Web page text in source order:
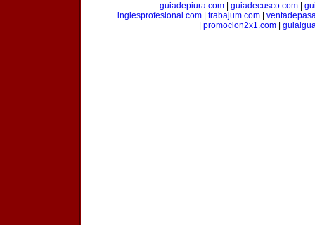
guiadepiura.com| guiadecusco.com|
inglesprofesional.com| trabajum.com|
promocion2x1.com